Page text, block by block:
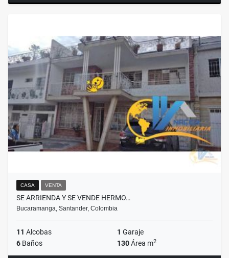
CASA VENTA
SE ARRIENDA Y SE VENDE HERMO…
Bucaramanga, Santander, Colombia
11 Alcobas 1 Garaje
6 Baños 130Área m2